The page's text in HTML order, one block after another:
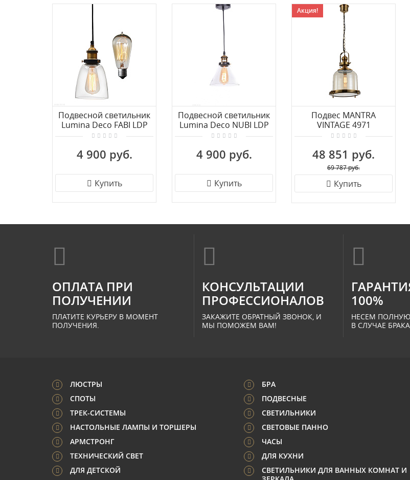
Подвесной светильник
Lumina Deco FABI LDP
6800-1
4 900 руб.
Купить
Подвесной светильник
Lumina Deco NUBI LDP
6801-1
4 900 руб.
Купить
Акция!
Подвес MANTRA
VINTAGE 4971
48 851 руб.
69 787 руб.
Купить
ОПЛАТА ПРИ
ПОЛУЧЕНИИ
ПЛАТИТЕ КУРЬЕРУ В МОМЕНТ
ПОЛУЧЕНИЯ.
КОНСУЛЬТАЦИИ
ПРОФЕССИОНАЛОВ
ЗАКАЖИТЕ ОБРАТНЫЙ ЗВОНОК, И
МЫ ПОМОЖЕМ ВАМ!
100%
НЕСЕМ
В СЛУЧАЕ
ЛЮСТРЫ
БРА
СПОТЫ
ПОДВЕСНЫЕ
ТРЕК-СИСТЕМЫ
СВЕТИЛЬНИКИ
НАСТОЛЬНЫЕ ЛАМПЫ И ТОРШЕРЫ
СВЕТОВЫЕ ПАННО
АРМСТРОНГ
ЧАСЫ
ТЕХНИЧЕСКИЙ СВЕТ
ДЛЯ КУХНИ
ДЛЯ ДЕТСКОЙ
СВЕТИЛЬНИКИ ДЛЯ ВАННЫХ КОМНАТ И